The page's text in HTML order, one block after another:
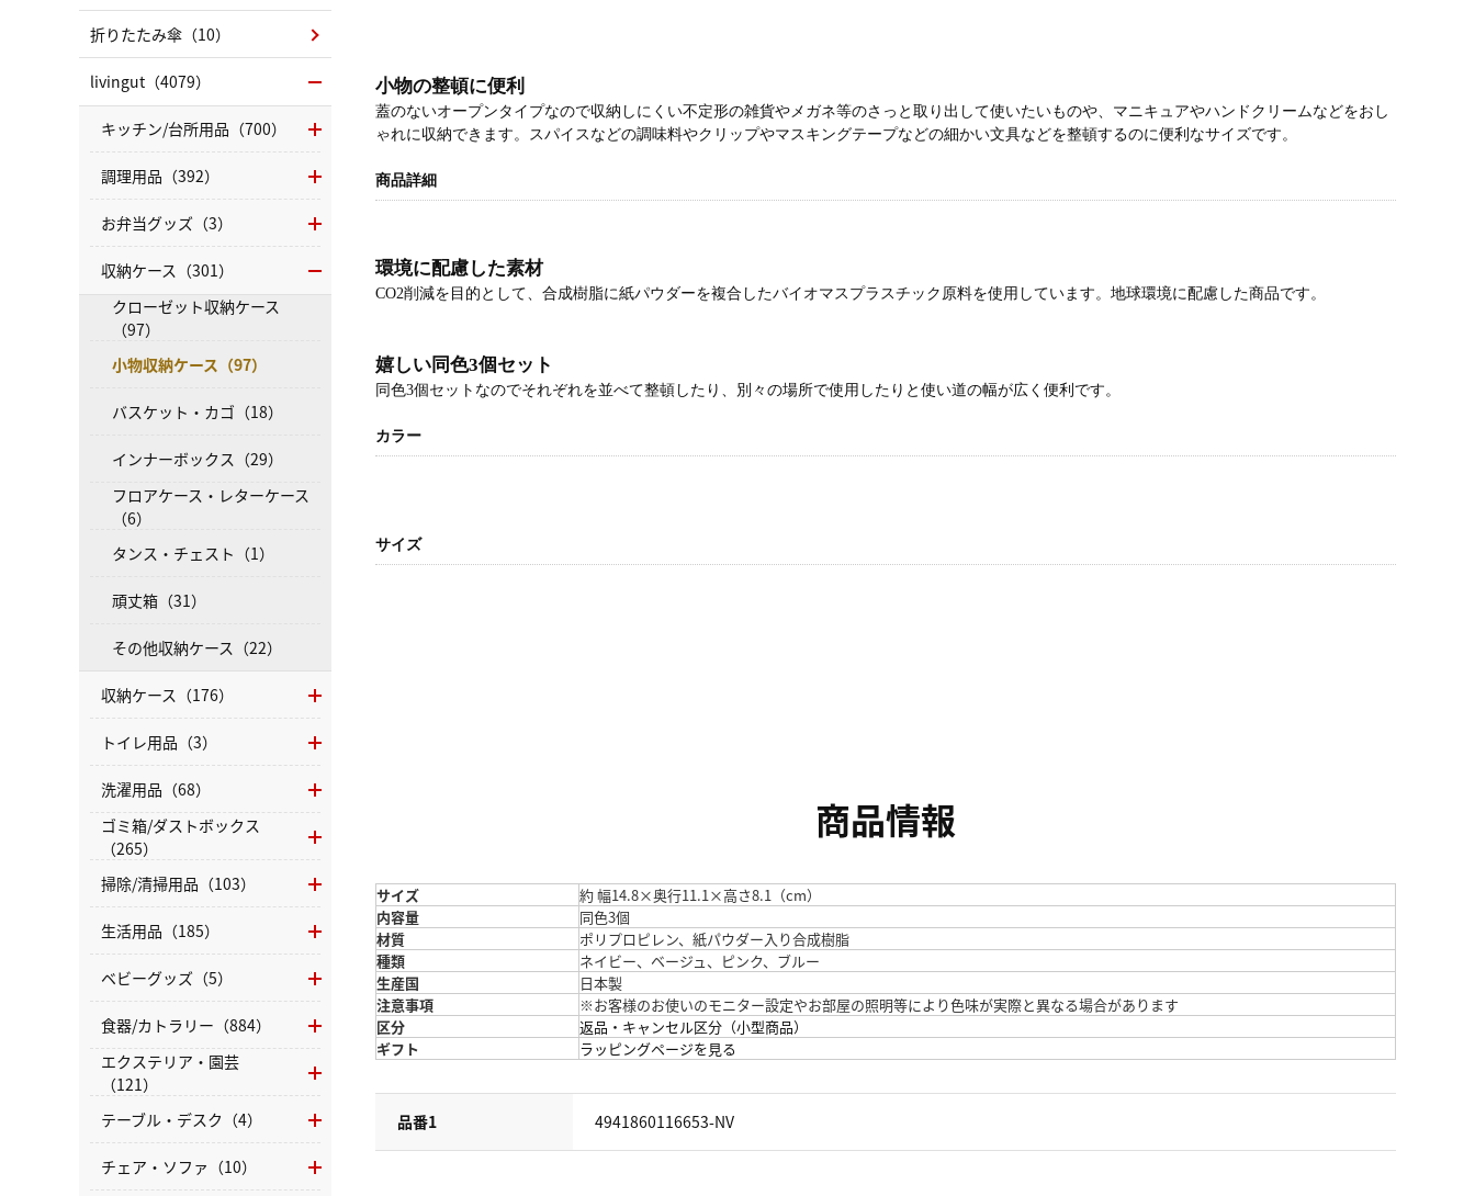
小物の整頓に便利
蓋のないオープンタイプなので収納しにくい不定形の雑貨やメガネ等のさっと取り出して使いたいものや、マニキュアやハンドクリームなどをおし
ゃれに収納できます。スパイスなどの調味料やクリップやマスキングテープなどの細かい文具などを整頓するのに便利なサイズです。
商品詳細
環境に配慮した素材
CO2削減を目的として、合成樹脂に紙パウダーを複合したバイオマスプラスチック原料を使用しています。地球環境に配慮した商品です。
嬉しい同色3個セット
同色3個セットなのでそれぞれを並べて整頓したり、別々の場所で使用したりと使い道の幅が広く便利です。
カラー
サイズ
商品情報
サイズ
約 幅14.8×奥行11.1×高さ8.1（cm）
内容量
同色3個
材質
ポリプロピレン、紙パウダー入り合成樹脂
種類
ネイビー、ベージュ、ピンク、ブルー
生産国
日本製
注意事項
※お客様のお使いのモニター設定やお部屋の照明等により色味が実際と異なる場合があります
区分
返品・キャンセル区分（小型商品）
ギフト
ラッピングページを見る
品番1 4941860116653-NV
折りたたみ傘（10）
livingut（4079）
キッチン/台所用品（700）
調理用品（392）
お弁当グッズ（3）
収納ケース（301）
クローゼット収納ケース
（97）
小物収納ケース（97）
バスケット・カゴ（18）
インナーボックス（29）
フロアケース・レターケース
（6）
タンス・チェスト（1）
頑丈箱（31）
その他収納ケース（22）
収納ケース（176）
トイレ用品（3）
洗濯用品（68）
ゴミ箱/ダストボックス
（265）
掃除/清掃用品（103）
生活用品（185）
ベビーグッズ（5）
食器/カトラリー（884）
エクステリア・園芸
（121）
テーブル・デスク（4）
チェア・ソファ（10）